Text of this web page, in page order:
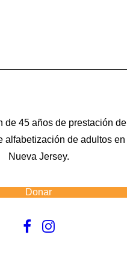
de 45 años de prestación de
alfabetización de adultos en
Nueva Jersey.
Donar